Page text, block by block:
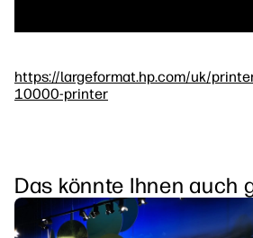
https://largeformat.hp.com/uk/
10000-printer
Das könnte Ihnen auch